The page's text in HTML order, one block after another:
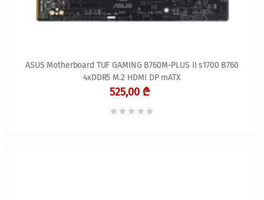
ASUS Motherboard TUF GAMING B760M-PLUS II s1700 B760
4xDDR5 M.2 HDMI DP mATX
525,00 ₾